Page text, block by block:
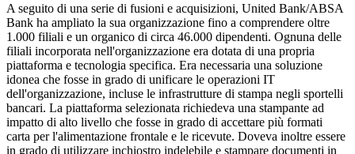
A seguito di una serie di fusioni e acquisizioni, United Bank/ABSA
Bank ha ampliato la sua organizzazione fino a comprendere oltre
1.000 filiali e un organico di circa 46.000 dipendenti. Ognuna delle
filiali incorporata nell'organizzazione era dotata di una propria
piattaforma e tecnologia specifica. Era necessaria una soluzione
idonea che fosse in grado di unificare le operazioni IT
dell'organizzazione, incluse le infrastrutture di stampa negli sportelli
bancari. La piattaforma selezionata richiedeva una stampante ad
impatto di alto livello che fosse in grado di accettare più formati
carta per l'alimentazione frontale e le ricevute. Doveva inoltre essere
in grado di utilizzare inchiostro indelebile e stampare documenti in